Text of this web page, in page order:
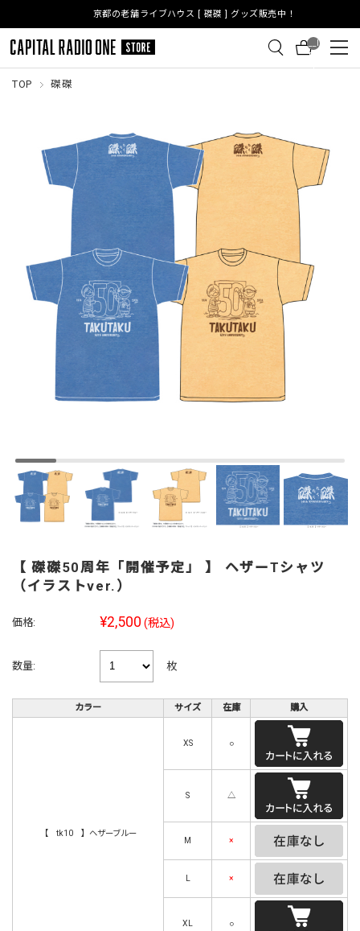
京都の老舗ライブハウス [ 磔磔 ] グッズ販売中！
__I
TM
_C
TOP 磔磔
【 磔磔50周年「開催予定」 】 ヘザーTシャツ
（イラストver.）
価格: ¥2,500 (税込)
数量: 枚
カラー サイズ 在庫 購入
【 tk10 】ヘザーブルー
XS ○
S △
M ×
L ×
XL ○